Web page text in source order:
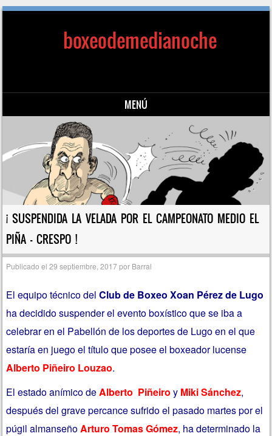
boxeodemedianoche
MENÚ
Saltar al contenido
¡ SUSPENDIDA LA VELADA POR EL CAMPEONATO MEDIO EL
PIÑA – CRESPO !
Publicado el29 septiembre, 2017por Barral
El equipo técnico delClub de Boxeo Xoan Pérez de Lugo
ha decidido suspender el evento boxístico que se iba a
celebrar en el Pabellón de los deportes de Lugo en el que
estaría en juego el título que posee el boxeador lucense
Alberto Piñeiro Louzao.
El estado anímico de Alberto Piñeiro y Miki Sánchez,
después del grave percance sufrido el pasado martes por el
púgil almanseño Arturo Tomas Gómez, ha determinado la